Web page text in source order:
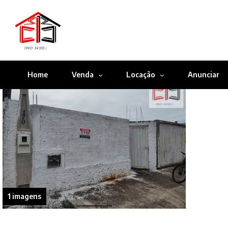
Home Venda Locação Anunciar
1 imagens